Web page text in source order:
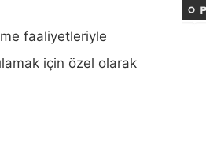
faaliyetleriyle
için özel olarak